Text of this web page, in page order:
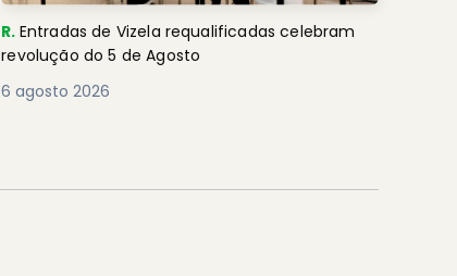
R. Entradas de Vizela requalificadas celebram
revolução do 5 de Agosto
6 agosto 2026